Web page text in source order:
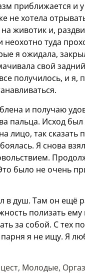
приближается и
не хотела
животик и,
неохотно туда
я ожидала,
свой
получилось, и
и получаю
пальца. Исход
лицо, так
Я снова
было не очень
в душ. Там он ещё
полизать
за собой. С тех
я не ищу. Я
, Молодые,